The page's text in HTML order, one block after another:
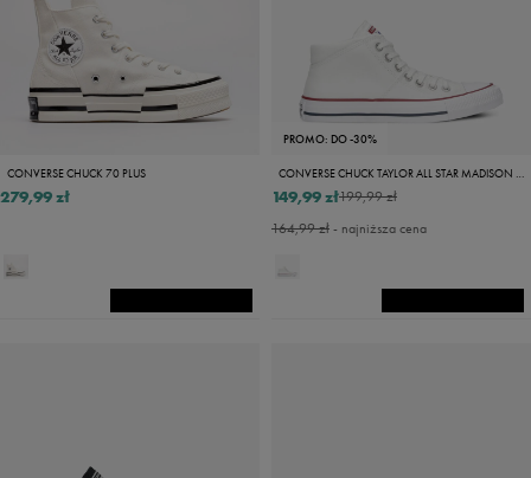
CONVERSE CHUCK 70 PLUS
279,99 zł
PROMO: DO -30%
CONVERSE CHUCK TAYLOR ALL STAR MADISON MID
199,99 zł
149,99 zł
164,99 zł- najniższa cena